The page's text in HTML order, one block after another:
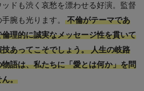
ッドも渋く哀愁を漂わせる好演。監督
腕も光ります。 不倫がテーマであ
理的に誠実なメッセージ性を貫いて
あってこそでしょう。 人生の岐路
語は、私たちに「愛とは何か」を問
ん。